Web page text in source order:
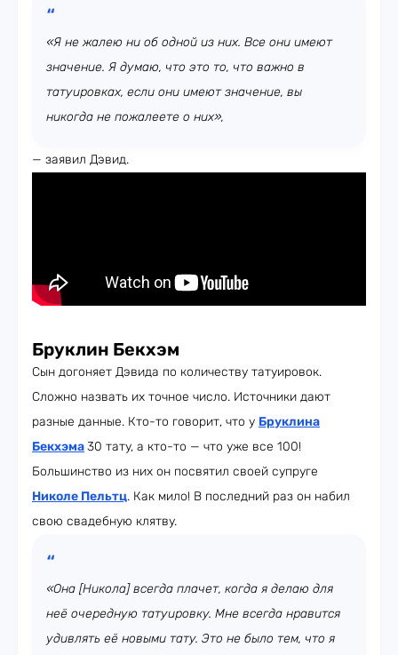
«Я не жалею ни об одной из них. Все они имеют
значение. Я думаю, что это то, что важно в
татуировках, если они имеют значение, вы
никогда не пожалеете о них»,
— заявил Дэвид.
Бруклин Бекхэм
Сын догоняет Дэвида по количеству татуировок.
Сложно назвать их точное число. Источники дают
разные данные. Кто-то говорит, что у Бруклина
Бекхэма30 тату, а кто-то — что уже все 100!
Большинство из них он посвятил своей супруге
Николе Пельтц. Как мило! В последний раз он набил
свою свадебную клятву.
«Она [Никола] всегда плачет, когда я делаю для
неё очередную татуировку. Мне всегда нравится
удивлять её новыми тату. Это не было тем, что я